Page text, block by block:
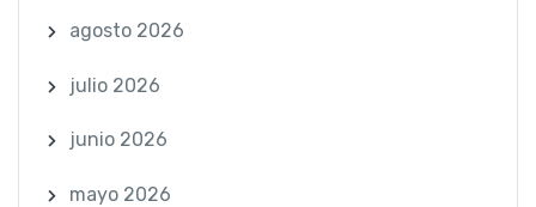
agosto 2026
julio 2026
junio 2026
mayo 2026